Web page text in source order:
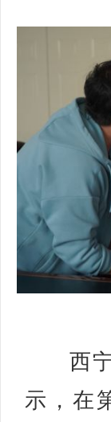
西宁
示，在